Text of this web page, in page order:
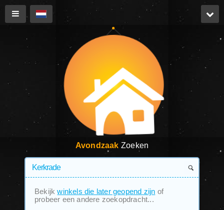
Avondzaak Zoeken
Bekijkwinkels die later geopend zijn of
probeer een andere zoekopdracht...